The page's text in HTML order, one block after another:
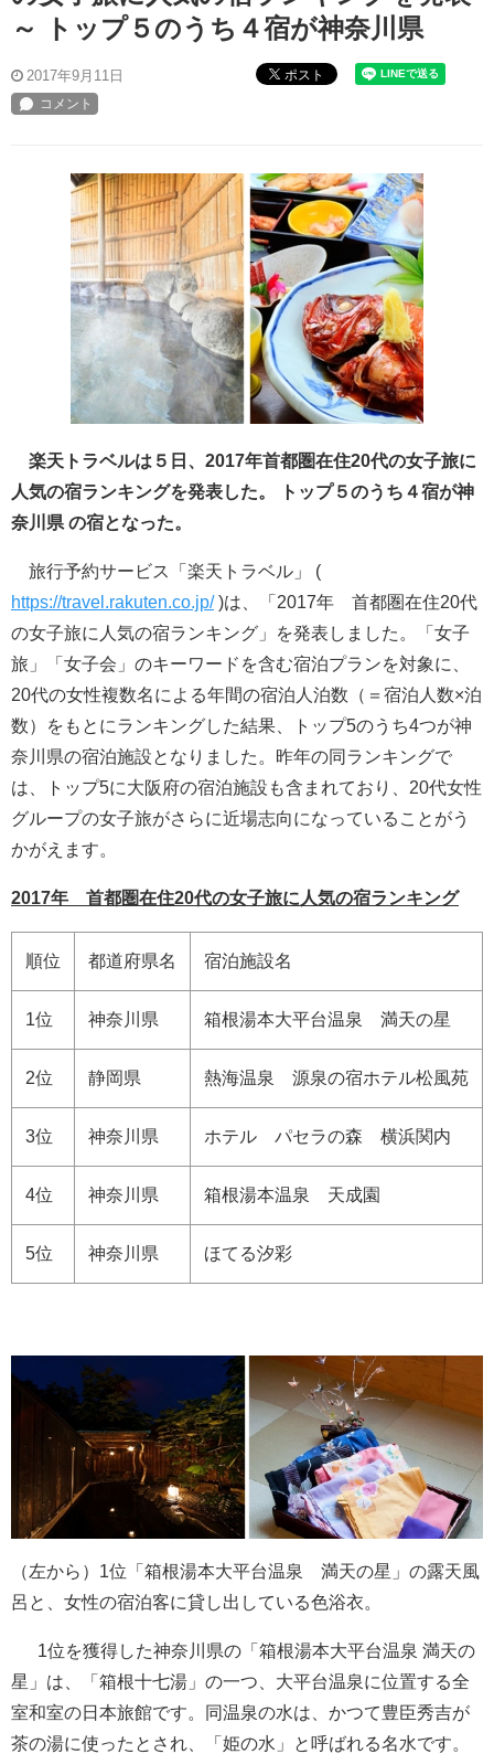
～ トップ５のうち４宿が神奈川県
2017年9月11日 ポスト
楽天トラベルは５日、2017年首都圏在住20代の女子旅に
人気の宿ランキングを発表した。 トップ５のうち４宿が神
奈川県 の宿となった。
旅行予約サービス「楽天トラベル」 (
https://travel.rakuten.co.jp/)は、「2017年 首都圏在住20代
の女子旅に人気の宿ランキング」を発表しました。「女子
旅」「女子会」のキーワードを含む宿泊プランを対象に、
20代の女性複数名による年間の宿泊人泊数（＝宿泊人数×泊
数）をもとにランキングした結果、トップ5のうち4つが神
奈川県の宿泊施設となりました。昨年の同ランキングで
は、トップ5に大阪府の宿泊施設も含まれており、20代女性
グループの女子旅がさらに近場志向になっていることがう
かがえます。
2017年 首都圏在住20代の女子旅に人気の宿ランキング
順位 都道府県名 宿泊施設名
1位 神奈川県 箱根湯本大平台温泉 満天の星
2位 静岡県 熱海温泉 源泉の宿ホテル松風苑
3位 神奈川県 ホテル パセラの森 横浜関内
4位 神奈川県 箱根湯本温泉 天成園
5位 神奈川県 ほてる汐彩
（左から）1位「箱根湯本大平台温泉 満天の星」の露天風
呂と、女性の宿泊客に貸し出している色浴衣。
1位を獲得した神奈川県の「箱根湯本大平台温泉 満天の
星」は、「箱根十七湯」の一つ、大平台温泉に位置する全
室和室の日本旅館です。同温泉の水は、かつて豊臣秀吉が
茶の湯に使ったとされ、「姫の水」と呼ばれる名水です。